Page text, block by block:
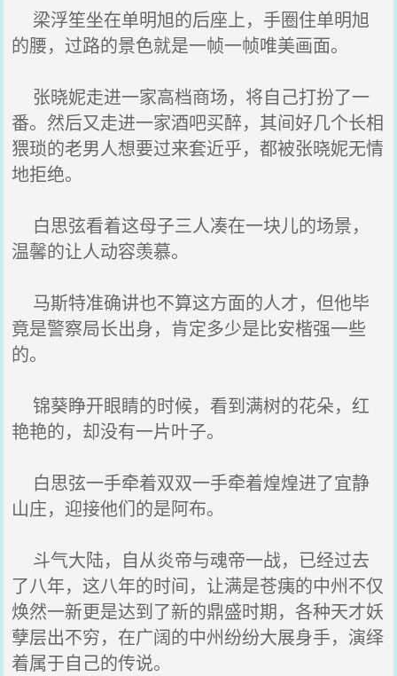
梁浮笙坐在单明旭的后座上，手圈住单明旭
的腰，过路的景色就是一帧一帧唯美画面。
张晓妮走进一家高档商场，将自己打扮了一
番。然后又走进一家酒吧买醉，其间好几个长相
猥琐的老男人想要过来套近乎，都被张晓妮无情
地拒绝。
白思弦看着这母子三人凑在一块儿的场景，
温馨的让人动容羡慕。
马斯特准确讲也不算这方面的人才，但他毕
竟是警察局长出身，肯定多少是比安楷强一些
的。
锦葵睁开眼睛的时候，看到满树的花朵，红
艳艳的，却没有一片叶子。
白思弦一手牵着双双一手牵着煌煌进了宜静
山庄，迎接他们的是阿布。
斗气大陆，自从炎帝与魂帝一战，已经过去
了八年，这八年的时间，让满是苍痍的中州不仅
焕然一新更是达到了新的鼎盛时期，各种天才妖
孽层出不穷，在广阔的中州纷纷大展身手，演绎
着属于自己的传说。